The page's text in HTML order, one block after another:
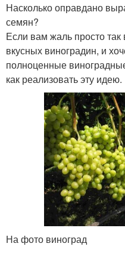
Насколько оправдано
семян?
Если вам жаль просто так
вкусных виноградин, и
полноценные
как реализовать эту идею.
На фото виноград